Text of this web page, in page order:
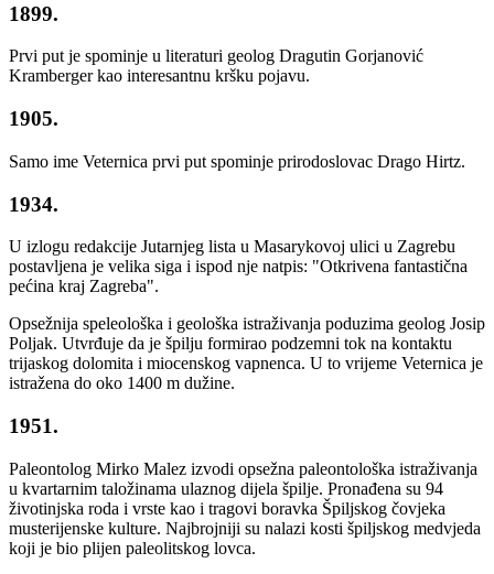
1899.
Prvi put je spominje u literaturi geolog Dragutin Gorjanović
Kramberger kao interesantnu kršku pojavu.
1905.
Samo ime Veternica prvi put spominje prirodoslovac Drago Hirtz.
1934.
U izlogu redakcije Jutarnjeg lista u Masarykovoj ulici u Zagrebu
postavljena je velika siga i ispod nje natpis: "Otkrivena fantastična
pećina kraj Zagreba".
Opsežnija speleološka i geološka istraživanja poduzima geolog Josip
Poljak. Utvrđuje da je špilju formirao podzemni tok na kontaktu
trijaskog dolomita i miocenskog vapnenca. U to vrijeme Veternica je
istražena do oko 1400 m dužine.
1951.
Paleontolog Mirko Malez izvodi opsežna paleontološka istraživanja
u kvartarnim taložinama ulaznog dijela špilje. Pronađena su 94
životinjska roda i vrste kao i tragovi boravka Špiljskog čovjeka
musterijenske kulture. Najbrojniji su nalazi kosti špiljskog medvjeda
koji je bio plijen paleolitskog lovca.